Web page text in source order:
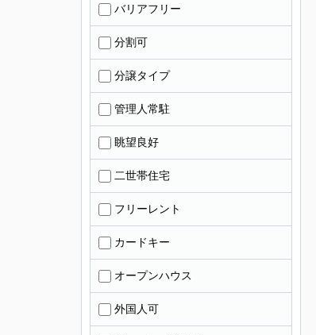
バリアフリー
分割可
分譲タイプ
管理人常駐
眺望良好
二世帯住宅
フリーレント
カードキー
オープンハウス
外国人可